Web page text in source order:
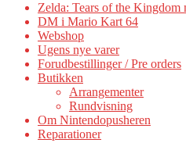
Zelda: Tears of the Kingdom
DM i Mario Kart 64
Webshop
Ugens nye varer
Forudbestillinger / Pre orders
Butikken
Arrangementer
Rundvisning
Om Nintendopusheren
Reparationer